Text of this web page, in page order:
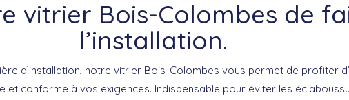
vitrier Bois-Colombes de
l’installation.
d’installation, notre vitrier Bois-Colombes vous permet de profiter
et conforme à vos exigences. Indispensable pour éviter les